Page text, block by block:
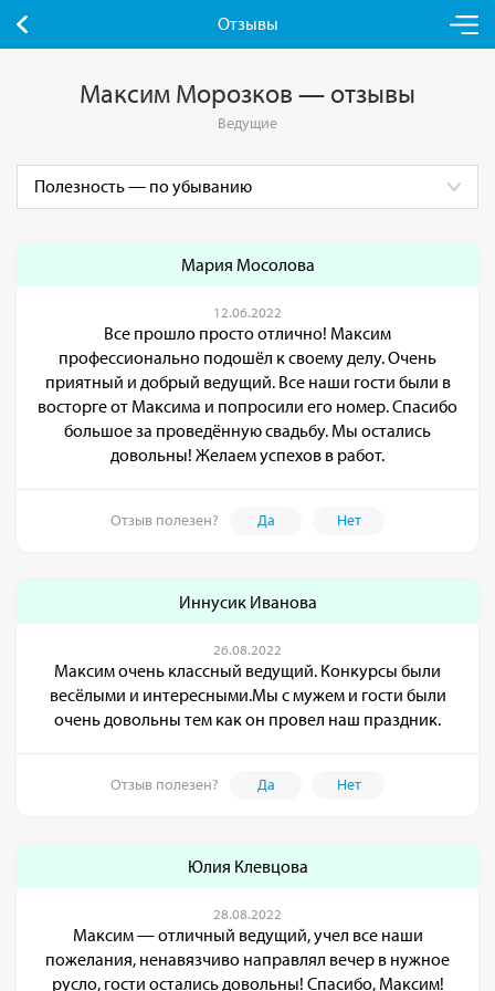
Отзывы
Максим Морозков — отзывы
Ведущие
Мария Мосолова
12.06.2022
Все прошло просто отлично! Максим
профессионально подошёл к своему делу. Очень
приятный и добрый ведущий. Все наши гости были в
восторге от Максима и попросили его номер. Спасибо
большое за проведённую свадьбу. Мы остались
довольны! Желаем успехов в работ.
Отзыв полезен? Да Нет
Иннусик Иванова
26.08.2022
Максим очень классный ведущий. Конкурсы были
весёлыми и интересными.Мы с мужем и гости были
очень довольны тем как он провел наш праздник.
Отзыв полезен? Да Нет
Юлия Клевцова
28.08.2022
Максим — отличный ведущий, учел все наши
пожелания, ненавязчиво направлял вечер в нужное
русло, гости остались довольны! Спасибо, Максим!